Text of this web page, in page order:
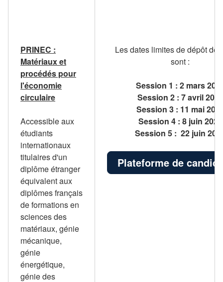
PRINEC :
Matériaux et
procédés pour
l'économie
circulaire
Accessible aux
étudiants
internationaux
titulaires d'un
diplôme étranger
équivalent aux
diplômes français
de formations en
sciences des
matériaux, génie
mécanique,
génie
énergétique,
génie des
Les dates limites de dépôt de
sont :
Session 1 : 2 mars
Session 2 : 7 avril 2026
Session 3 : 11 mai
Session 4 : 8 juin 2026
Session 5 : 22 juin
Plateforme de